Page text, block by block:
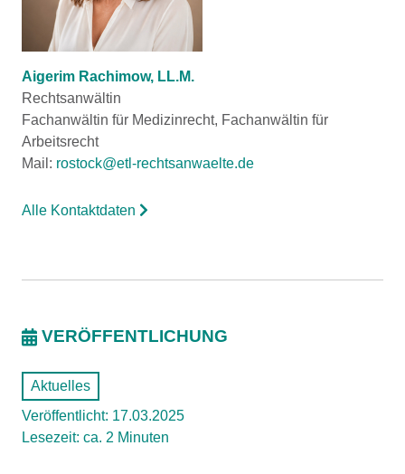
Aigerim Rachimow, LL.M.
Rechtsanwältin
Fachanwältin für Medizinrecht, Fachanwältin für
Arbeitsrecht
Mail: rostock@etl-rechtsanwaelte.de
Alle Kontaktdaten
VERÖFFENTLICHUNG
Aktuelles
Veröffentlicht: 17.03.2025
Lesezeit: ca. 2 Minuten